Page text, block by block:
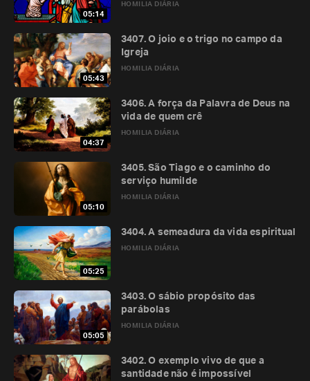
05:14
HOMILIA DIÁRIA
05:43
HOMILIA DIÁRIA
3407. O joio e o trigo no campo da
Igreja
04:37
HOMILIA DIÁRIA
3406. A força da Palavra de Deus na
vida de quem crê
05:10
HOMILIA DIÁRIA
3405. São Tiago e o caminho do
serviço humilde
05:25
HOMILIA DIÁRIA
3404. A semeadura da vida espiritual
05:05
HOMILIA DIÁRIA
3403. O sábio propósito das
parábolas
3402. O exemplo vivo de que a
santidade não é impossível